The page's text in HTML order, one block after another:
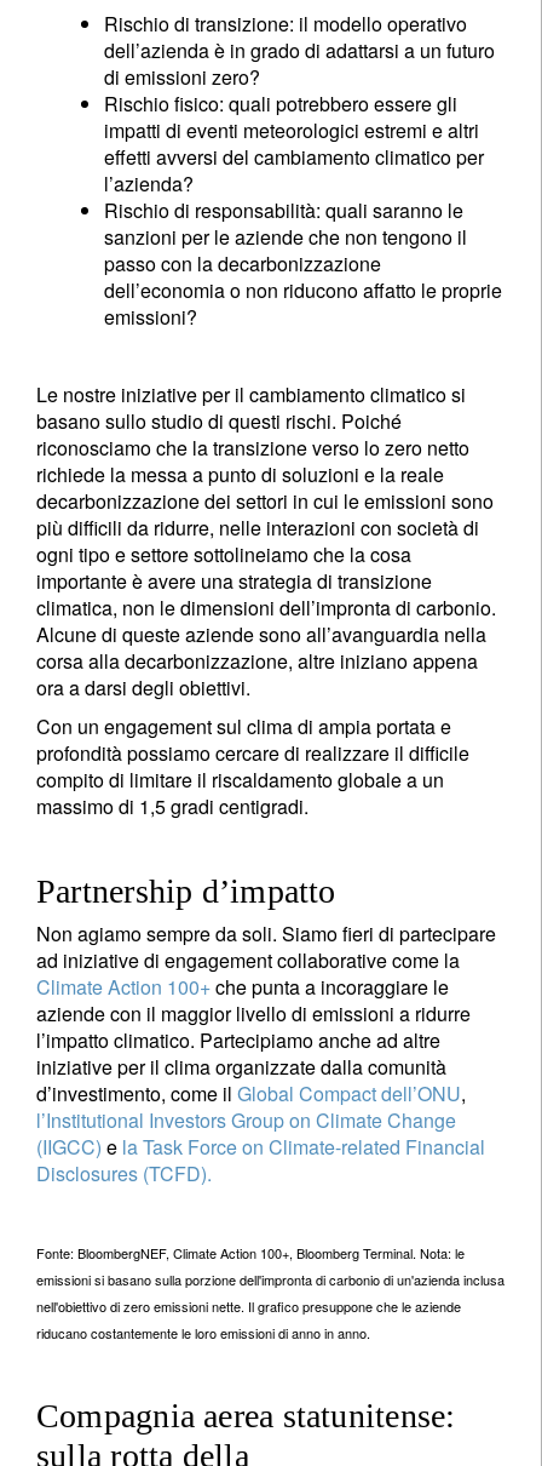
Rischio di transizione: il modello operativo
dell’azienda è in grado di adattarsi a un futuro
di emissioni zero?
Rischio fisico: quali potrebbero essere gli
impatti di eventi meteorologici estremi e altri
effetti avversi del cambiamento climatico per
l’azienda?
Rischio di responsabilità: quali saranno le
sanzioni per le aziende che non tengono il
passo con la decarbonizzazione
dell’economia o non riducono affatto le proprie
emissioni?
Le nostre iniziative per il cambiamento climatico si
basano sullo studio di questi rischi. Poiché
riconosciamo che la transizione verso lo zero netto
richiede la messa a punto di soluzioni e la reale
decarbonizzazione dei settori in cui le emissioni sono
più difficili da ridurre, nelle interazioni con società di
ogni tipo e settore sottolineiamo che la cosa
importante è avere una strategia di transizione
climatica, non le dimensioni dell’impronta di carbonio.
Alcune di queste aziende sono all’avanguardia nella
corsa alla decarbonizzazione, altre iniziano appena
ora a darsi degli obiettivi.
Con un engagement sul clima di ampia portata e
profondità possiamo cercare di realizzare il difficile
compito di limitare il riscaldamento globale a un
massimo di 1,5 gradi centigradi.
Partnership d’impatto
Non agiamo sempre da soli. Siamo fieri di partecipare
ad iniziative di engagement collaborative come la
Climate Action 100+che punta a incoraggiare le
aziende con il maggior livello di emissioni a ridurre
l’impatto climatico. Partecipiamo anche ad altre
iniziative per il clima organizzate dalla comunità
d’investimento, come il Global Compact dell’ONU,
l’Institutional Investors Group on Climate Change
(IIGCC) e la Task Force on Climate-related Financial
Disclosures (TCFD).
Fonte: BloombergNEF, Climate Action 100+, Bloomberg Terminal. Nota: le
emissioni si basano sulla porzione dell'impronta di carbonio di un'azienda inclusa
nell'obiettivo di zero emissioni nette. Il grafico presuppone che le aziende
riducano costantemente le loro emissioni di anno in anno.
Compagnia aerea statunitense:
sulla rotta della